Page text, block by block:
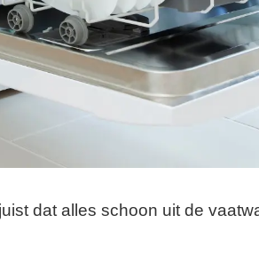
dat alles schoon uit de